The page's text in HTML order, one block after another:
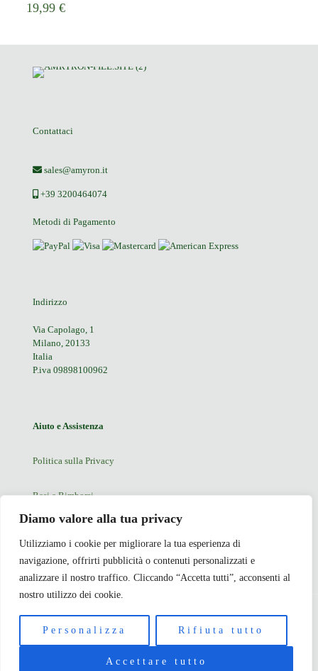
Diamo valore alla tua privacy
Utilizziamo i cookie per migliorare la tua esperienza di
navigazione, offrirti pubblicità o contenuti personalizzati e
analizzare il nostro traffico. Cliccando “Accetta tutti”, acconsenti al
nostro utilizzo dei cookie.
Personalizza Rifiuta tutto
Accettare tutto
19,99 €
Contattaci
sales@amyron.it
+39 3200464074
Metodi di Pagamento
Indirizzo
Via Capolago, 1
Milano, 20133
Italia
P.iva 09898100962
Aiuto e Assistenza
Politica sulla Privacy
Resi e Rimborsi
Contatti